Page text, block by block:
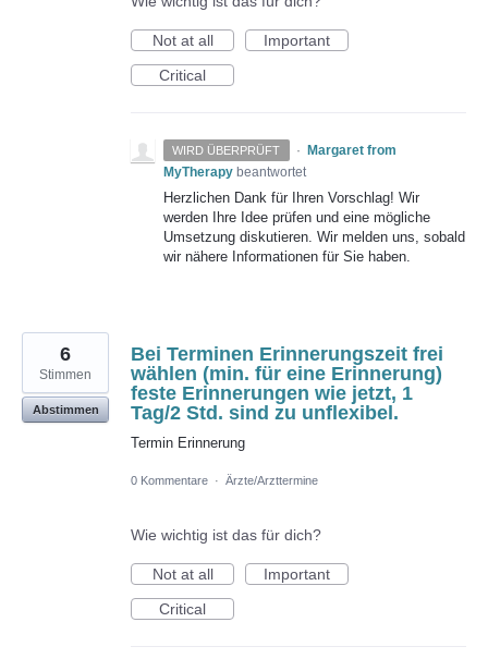
Not at all
Important
Critical
WIRD ÜBERPRÜFT ·
Margaret from
MyTherapy beantwortet
Herzlichen Dank für Ihren Vorschlag! Wir
werden Ihre Idee prüfen und eine mögliche
Umsetzung diskutieren. Wir melden uns, sobald
wir nähere Informationen für Sie haben.
Bei Terminen Erinnerungszeit frei
wählen (min. für eine Erinnerung)
feste Erinnerungen wie jetzt, 1
Tag/2 Std. sind zu unflexibel.
Termin Erinnerung
6
Stimmen
Abstimmen
0 Kommentare · Ärzte/Arzttermine
Wie wichtig ist das für dich?
Not at all
Important
Critical